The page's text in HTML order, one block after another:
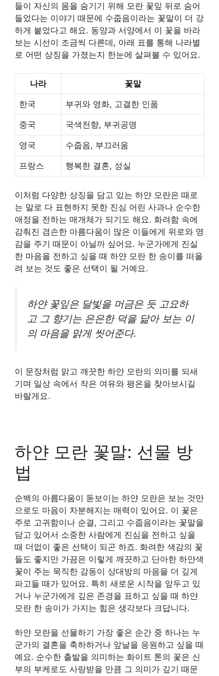
들이 자신의 몸을 숨기기 위해 모란 꽃잎 뒤로 숨어
들었다는 이야기 때문에 수줍음이라는 꽃말이 더 강
하게 붙었다고 해요. 동양과 서양에서 이 꽃을 바라
보는 시선이 조금씩 다른데, 아래 표를 통해 나라별
로 어떤 상징을 가졌는지 한눈에 살펴볼 수 있어요.
나라 꽃말
한국 부귀와 영화, 고결한 인품
중국 국색천향, 부귀공명
영국 수줍음, 부끄러움
프랑스 행복한 결혼, 성실
이처럼 다양한 상징을 담고 있는 하얀 모란은 때로
는 말로 다 표현하지 못한 진심 어린 사과나 순수한
애정을 전하는 매개체가 되기도 해요. 화려함 속에
감춰진 겸손한 아름다움이 많은 이들에게 위로와 영
감을 주기 때문이 아닐까 싶어요. 누군가에게 진실
한 마음을 전하고 싶을 때 하얀 모란 한 송이를 떠올
려 보는 것도 좋은 선택이 될 거예요.
하얀 꽃잎은 달빛을 머금은 듯 고요하
고 그 향기는 은은한 덕을 닮아 보는 이
의 마음을 맑게 씻어준다.
이 문장처럼 맑고 깨끗한 하얀 모란의 의미를 되새
기며 일상 속에서 작은 여유와 평온을 찾아보시길
바랄게요.
하얀 모란 꽃말: 선물 방
법
순백의 아름다움이 돋보이는 하얀 모란은 보는 것만
으로도 마음이 차분해지는 매력이 있어요. 이 꽃은
주로 고귀함이나 순결, 그리고 수줍음이라는 꽃말을
담고 있어서 소중한 사람에게 진심을 전하고 싶을
때 더없이 좋은 선택이 되곤 하죠. 화려한 색감의 꽃
들도 좋지만 가끔은 이렇게 깨끗하고 단아한 하얀색
꽃이 주는 묵직한 감동이 상대방의 마음을 더 깊게
파고들 때가 있어요. 특히 새로운 시작을 앞두고 있
거나 누군가에게 깊은 존경을 표하고 싶을 때 하얀
모란 한 송이가 가지는 힘은 생각보다 크답니다.
하얀 모란을 선물하기 가장 좋은 순간 중 하나는 누
군가의 결혼을 축하하거나 앞날을 응원하고 싶을 때
예요. 순수한 출발을 의미하는 화이트 톤의 꽃은 신
부의 부케로도 사랑받을 만큼 그 의미가 깊기 때문